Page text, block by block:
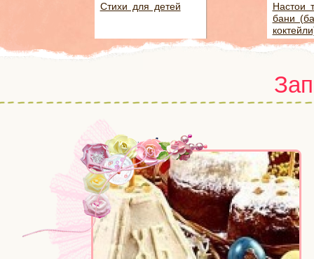
Стихи для детей
Настои
бани